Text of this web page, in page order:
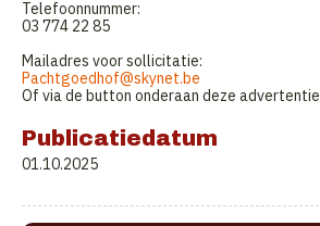
Telefoonnummer:
03 774 22 85
Mailadres voor sollicitatie:
Pachtgoedhof@skynet.be
Of via de button onderaan deze advertentie
Publicatiedatum
01.10.2025